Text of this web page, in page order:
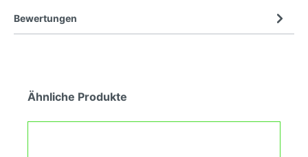
Bewertungen
Ähnliche Produkte